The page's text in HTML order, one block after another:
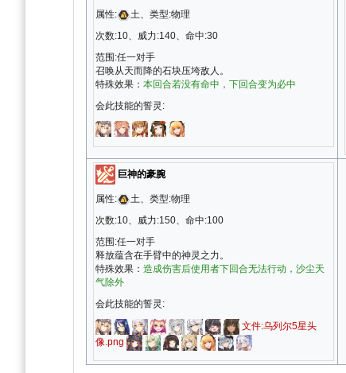
属性:
土、类型:物理
次数:10、威力:140、命中:30
范围:任一对手
召唤从天而降的石块压垮敌人。
特殊效果： 本回合若没有命中，下回合变为必中
会此技能的誓灵:
巨神的豪腕
属性:
土、类型:物理
次数:10、威力:150、命中:100
范围:任一对手
释放蕴含在手臂中的神灵之力。
特殊效果： 造成伤害后使用者下回合无法行动，沙尘天
气除外
会此技能的誓灵:
文件:乌列尔5星头
像.png